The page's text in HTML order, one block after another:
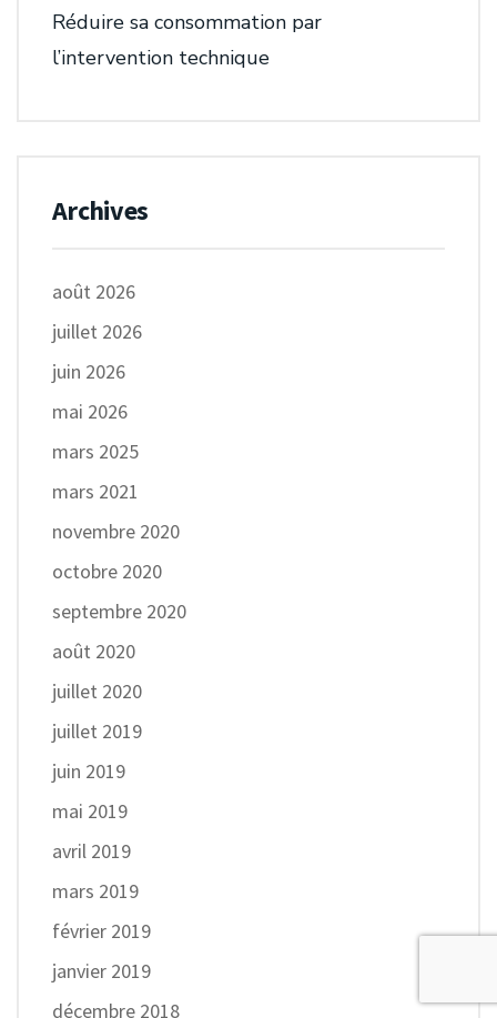
Réduire sa consommation par
l’intervention technique
Archives
août 2026
juillet 2026
juin 2026
mai 2026
mars 2025
mars 2021
novembre 2020
octobre 2020
septembre 2020
août 2020
juillet 2020
juillet 2019
juin 2019
mai 2019
avril 2019
mars 2019
février 2019
janvier 2019
décembre 2018